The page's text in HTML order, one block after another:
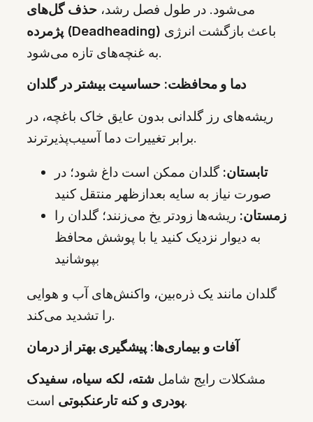
می‌شود. در طول فصل رشد، حذف گل‌های
پژمرده (Deadheading)
به غنچه‌های تازه می‌شود.
دما و محافظت: حساسیت بیشتر در گلدان
ریشه‌های رز گلدانی بدون عایق خاک باغچه، در
برابر تغییرات دما آسیب‌پذیرترند.
تابستان: گلدان ممکن است داغ شود؛ در
صورت نیاز به سایه بعدازظهر منتقل کنید
زمستان: ریشه‌ها زودتر یخ می‌زنند؛ گلدان را
به دیوار نزدیک کنید یا با پوشش محافظ
بپوشانید
گلدان مانند یک ذره‌بین، واکنش‌های آب و هوایی
را تشدید می‌کند.
آفات و بیماری‌ها: پیشگیری بهتر از درمان
مشکلات رایج شامل شته، لکه سیاه، سفیدک
پودری و کنه تارعنکبوتیاست.